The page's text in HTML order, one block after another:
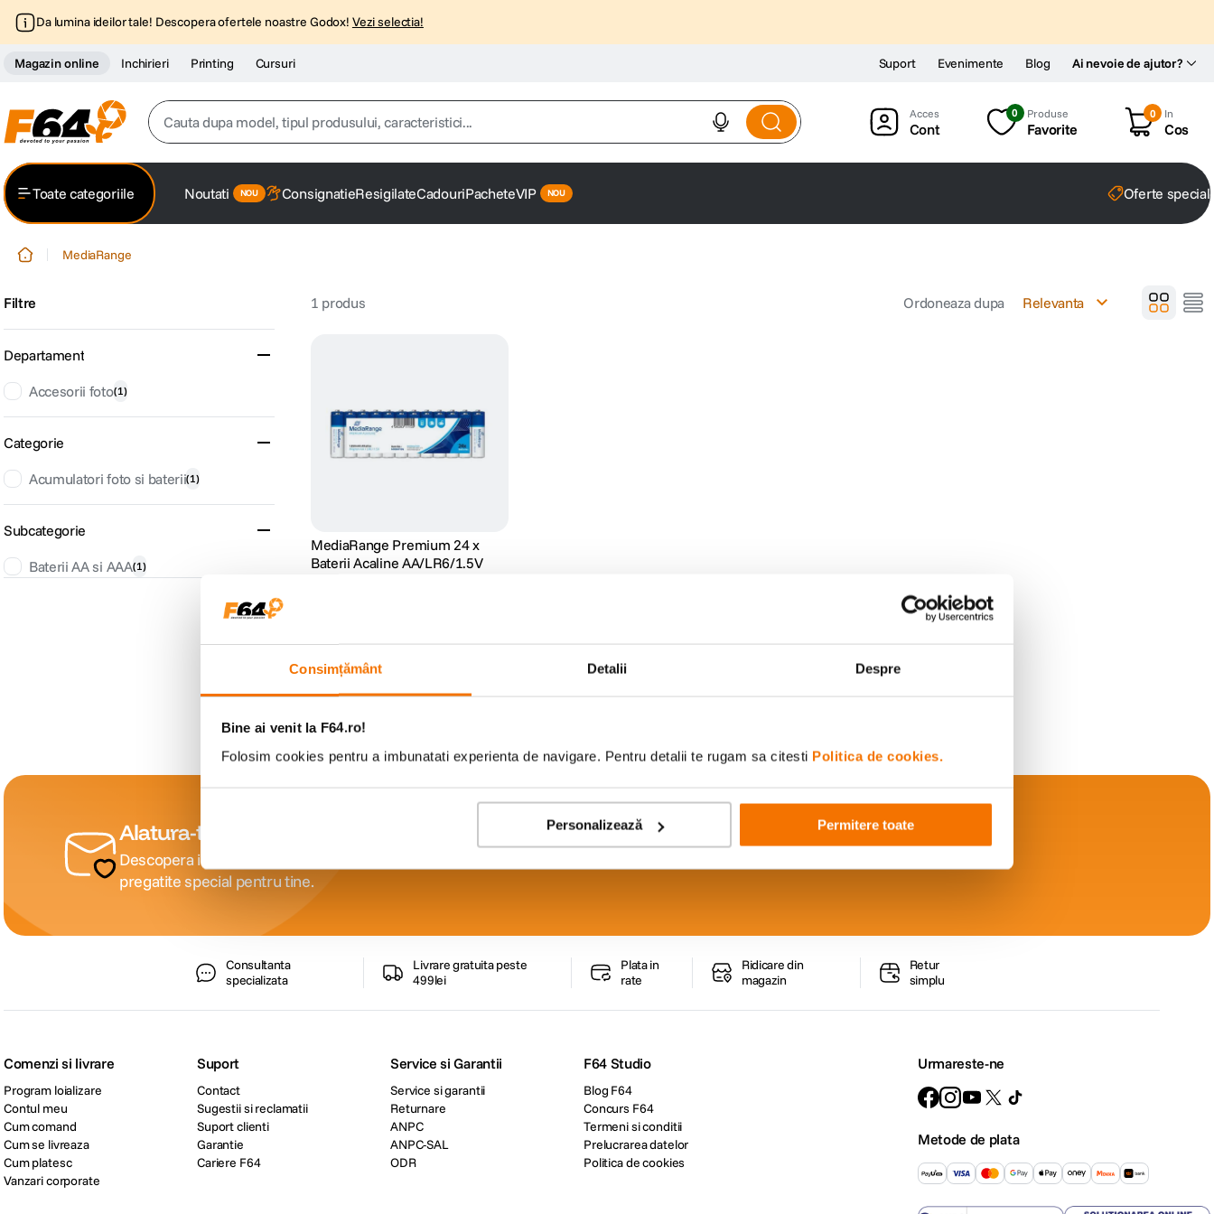
Consimțământ Detalii Despre
Bine ai venit la F64.ro!
Folosim cookies pentru a imbunatati experienta de navigare. Pentru detalii te rugam sa citesti Politica de cookies.
Personalizează Permitere toate
Da lumina ideilor tale! Descopera ofertele noastre Godox! Vezi selectia!
Magazin online Inchirieri Printing Cursuri Ai nevoie de ajutor?
Suport Evenimente Blog
Cauta dupa model, tipul produsului, caracteristici...
7.
insta 360
Cont
0 Produse
Favorite
0 In
Cos
Toate categoriile Noutati ConsignatieResigilateCadouriPacheteVIP Oferte
MediaRange
Filtre
Departament
Accesorii foto(1)
Categorie
Acumulatori foto si baterii(1)
Subcategorie
Baterii AA si AAA(1)
1 produs Ordoneaza dupa Relevanta
MediaRange Premium 24 x
Baterii Acaline AA/LR6/1.5V
Ai vizualizat toate produsele
Alatura-te comunitatii creatorilor
Descopera inspiratie, recomandari utile, ghiduri foto-video si oferte
pregatite special pentru tine.
Consultanta
specializata
Livrare gratuita peste
499lei
Plata in
rate
Ridicare din
magazin
Retur
simplu
Comenzi si livrare
Program loializare
Contul meu
Cum comand
Cum se livreaza
Cum platesc
Vanzari corporate
Suport
Contact
Sugestii si reclamatii
Suport clienti
Garantie
Cariere F64
Service si Garantii
Service si garantii
Returnare
ANPC
ANPC-SAL
ODR
F64 Studio
Blog F64
Concurs F64
Termeni si conditii
Prelucrarea datelor
Politica de cookies
Urmareste-ne
Metode de plata